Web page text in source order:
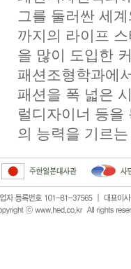
그를 둘러싼 세
까지의 라이프
을 많이 도입한
패션조형학과에
패션을 폭 넓은
럴디자이너 등을
의 능력을 기르